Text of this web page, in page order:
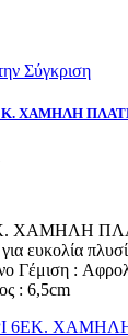
Σύγκριση
ΧΑΜΗΛΗ
ΧΑΜΗΛΗ
ευκολία
Γέμιση :
: 6,5cm